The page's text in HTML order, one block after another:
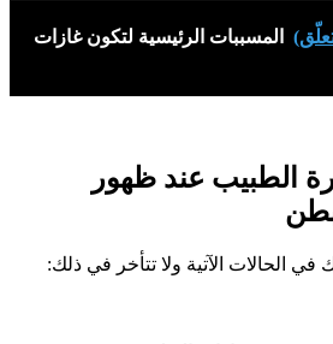
المسببات الرئيسية لتكون غازات
الطبيب عند ظهور
الحالات الآتية ولا تتأخر في ذلك: